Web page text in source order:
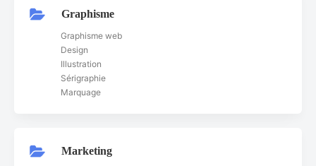
Graphisme
Graphisme web
Design
Illustration
Sérigraphie
Marquage
Marketing